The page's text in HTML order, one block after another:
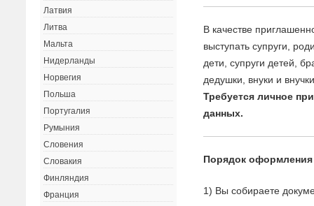
В качестве
выступать супруги,
дети, супруги детей,
дедушки, внуки и
Требуется личное
данных.
Порядок
1) Вы собираете
Латвия
Литва
Мальта
Нидерланды
Норвегия
Польша
Португалия
Румыния
Словения
Словакия
Финляндия
Франция